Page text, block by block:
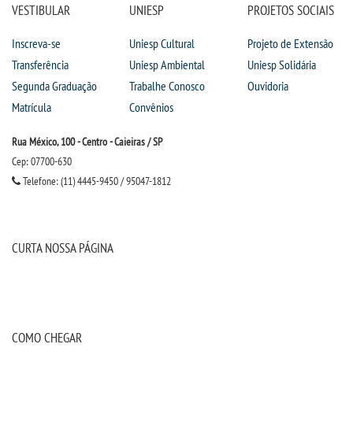
VESTIBULAR
Inscreva-se
Transferência
Segunda Graduação
Matrícula
UNIESP
Uniesp Cultural
Uniesp Ambiental
Trabalhe Conosco
Convênios
PROJETOS SOCIAIS
Projeto de Extensão
Uniesp Solidária
Ouvidoria
Rua México, 100 - Centro - Caieiras / SP
Cep: 07700-630
Telefone: (11) 4445-9450 / 95047-1812
CURTA NOSSA PÁGINA
COMO CHEGAR